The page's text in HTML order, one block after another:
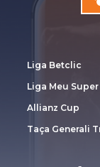
Liga Betclic
Liga Meu Super
Allianz Cup
Taça Generali